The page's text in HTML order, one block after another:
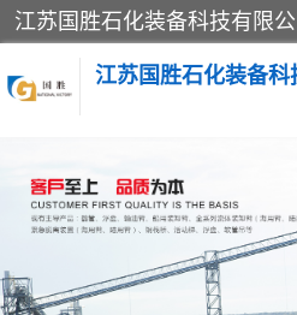
江苏国胜石化装备科
输油臂